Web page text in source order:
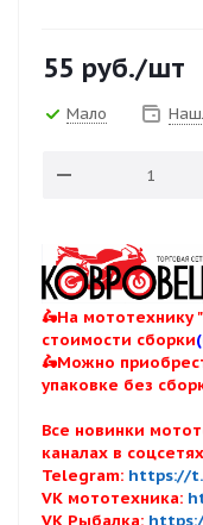
55 руб./шт
Мало
🛵На мототехнику
стоимости сборки
🛵Можно
упаковке без
Все новинки
каналах в
Telegram: https://
VK мототехника:
VK Рыбалка: